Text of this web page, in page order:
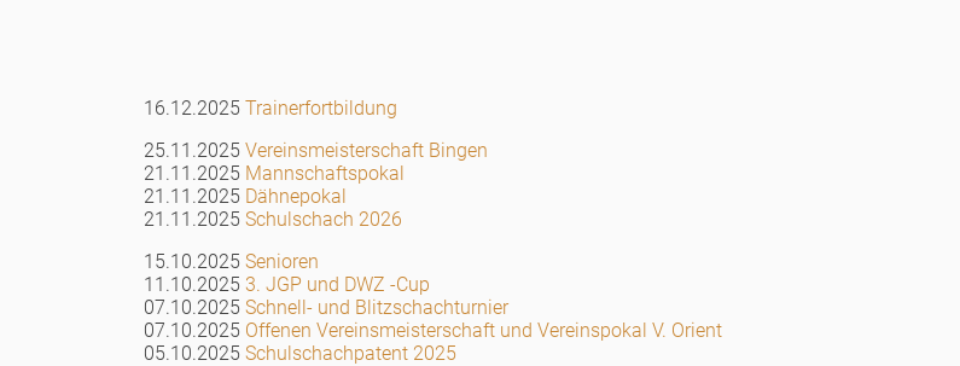
16.12.2025 Trainerfortbildung
25.11.2025 Vereinsmeisterschaft Bingen
21.11.2025 Mannschaftspokal
21.11.2025 Dähnepokal
21.11.2025 Schulschach 2026
15.10.2025 Senioren
11.10.2025 3. JGP und DWZ -Cup
07.10.2025 Schnell- und Blitzschachturnier
07.10.2025 Offenen Vereinsmeisterschaft und Vereinspokal V. Orient
05.10.2025 Schulschachpatent 2025